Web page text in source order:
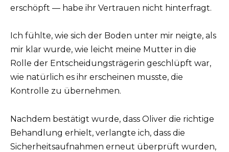
erschöpft — habe ihr Vertrauen nicht hinterfragt.
Ich fühlte, wie sich der Boden unter mir neigte, als
mir klar wurde, wie leicht meine Mutter in die
Rolle der Entscheidungsträgerin geschlüpft war,
wie natürlich es ihr erscheinen musste, die
Kontrolle zu übernehmen.
Nachdem bestätigt wurde, dass Oliver die richtige
Behandlung erhielt, verlangte ich, dass die
Sicherheitsaufnahmen erneut überprüft wurden,